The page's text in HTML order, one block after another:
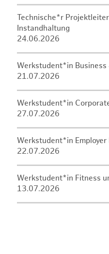
Technische*r
Instandhaltung
24.06.2026
Werkstudent*in
21.07.2026
Werkstudent*in
27.07.2026
Werkstudent*in
22.07.2026
Werkstudent*in Fitness
13.07.2026